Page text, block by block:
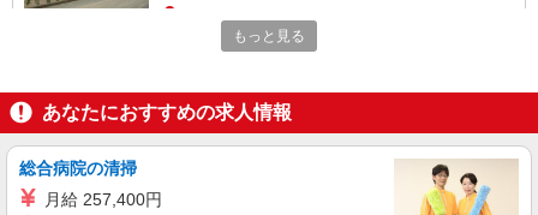
年始手当：380円/時 寸志あり：年2回（6月・12
月） ※業績による ※処遇改善手当は試用期間中(3
ヶ月)は支給なし
千葉県千葉市花見川区幕張町六丁目67
パート
幕張ケアセンターそよ風：RO46506
もっと見る
あなたにおすすめの求人情報
総合病院の清掃
月給 257,400円